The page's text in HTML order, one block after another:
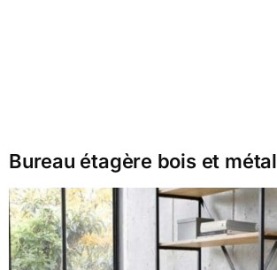
Bureau étagère bois et métal